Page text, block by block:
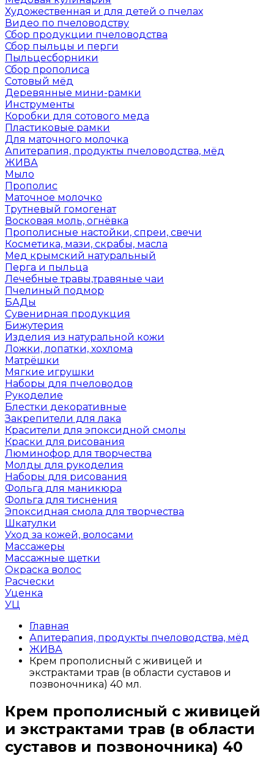
Художественная и для детей о пчелах
Видео по пчеловодству
Сбор продукции пчеловодства
Сбор пыльцы и перги
Пыльцесборники
Сбор прополиса
Сотовый мёд
Деревянные мини-рамки
Инструменты
Коробки для сотового меда
Пластиковые рамки
Для маточного молочка
Апитерапия, продукты пчеловодства, мёд
ЖИВА
Мыло
Прополис
Маточное молочко
Трутневый гомогенат
Восковая моль, огнёвка
Прополисные настойки, спреи, свечи
Косметика, мази, скрабы, масла
Мед крымский натуральный
Перга и пыльца
Лечебные травы,травяные чаи
Пчелиный подмор
БАДы
Сувенирная продукция
Бижутерия
Изделия из натуральной кожи
Ложки, лопатки, хохлома
Матрёшки
Мягкие игрушки
Наборы для пчеловодов
Рукоделие
Блестки декоративные
Закрепители для лака
Красители для эпоксидной смолы
Краски для рисования
Люминофор для творчества
Молды для рукоделия
Наборы для рисования
Фольга для маникюра
Фольга для тиснения
Эпоксидная смола для творчества
Шкатулки
Уход за кожей, волосами
Массажеры
Массажные щетки
Окраска волос
Расчески
Уценка
УЦ
Главная
Апитерапия, продукты пчеловодства, мёд
ЖИВА
Крем прополисный с живицей и
экстрактами трав (в области суставов и
позвоночника) 40 мл.
Крем прополисный с живицей
и экстрактами трав (в области
суставов и позвоночника) 40